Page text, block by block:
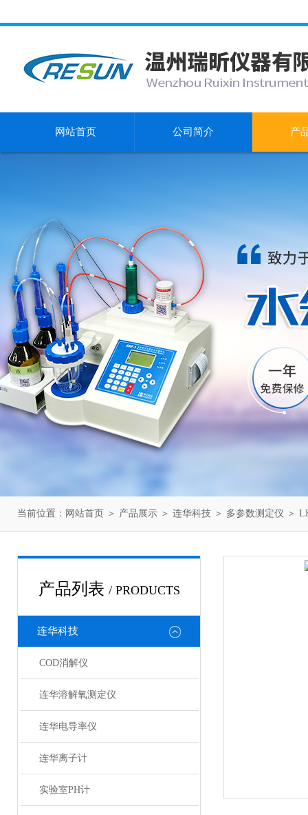
网站首页 公司简介 产
当前位置： 网站首页 ＞ 产品展示 ＞ 连华科技 ＞ 多参数测定仪 ＞
产品列表 / PRODUCTS
连华科技
COD消解仪
连华溶解氧测定仪
连华电导率仪
连华离子计
实验室PH计